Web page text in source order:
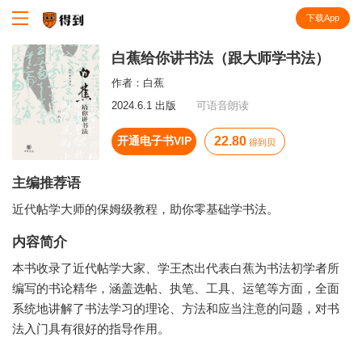
下载App
白蕉给你讲书法（跟大师学书法）
作者： 白蕉
2024.6.1 出版
可语音朗读
开通电子书VIP 22.80 得到贝
主编推荐语
近代帖学大师的保姆级教程，助你零基础学书法。
内容简介
本书收录了近代帖学大家、学王杰出代表白蕉为书法初学者所
编写的书论精华，涵盖选帖、执笔、工具、运笔等方面，全面
系统地讲解了书法学习的理论、方法和应当注意的问题，对书
法入门具有很好的指导作用。